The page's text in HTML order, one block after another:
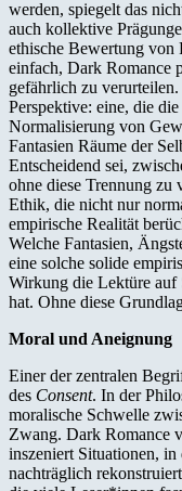
werden, spiegelt das
auch kollektive
ethische Bewertung von
einfach, Dark Romance
gefährlich zu
Perspektive: eine, die
Normalisierung von
Fantasien Räume der
Entscheidend sei,
ohne diese Trennung zu
Ethik, die nicht nur
empirische Realität
Welche Fantasien,
eine solche solide
Wirkung die Lektüre auf
hat. Ohne diese
Moral und Aneignung
Einer der zentralen
des Consent. In der
moralische Schwelle
Zwang. Dark Romance
inszeniert Situationen,
nachträglich